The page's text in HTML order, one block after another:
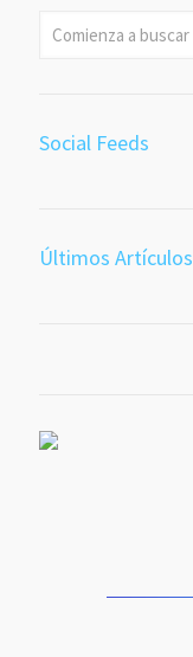
Social Feeds
Últimos Artículos